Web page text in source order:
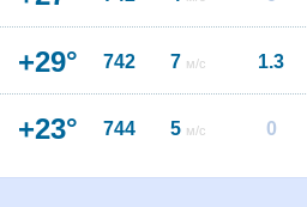
+29° 742 7 м/с 1.3
+23° 744 5 м/с 0